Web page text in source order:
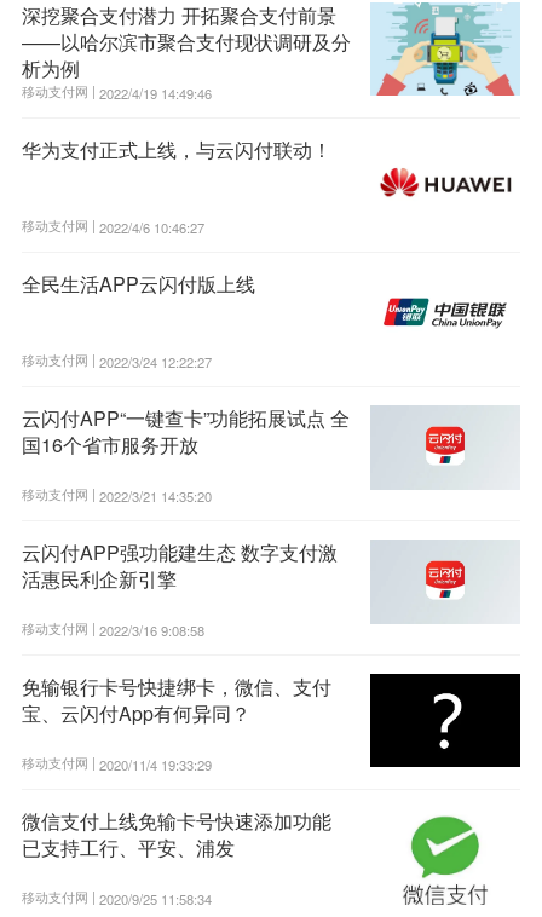
深挖聚合支付潜力 开拓聚合支付前景
——以哈尔滨市聚合支付现状调研及分
析为例
移动支付网 | 2022/4/19 14:49:46
华为支付正式上线，与云闪付联动！
移动支付网 | 2022/4/6 10:46:27
全民生活APP云闪付版上线
移动支付网 | 2022/3/24 12:22:27
云闪付APP“一键查卡”功能拓展试点 全
国16个省市服务开放
移动支付网 | 2022/3/21 14:35:20
云闪付APP强功能建生态 数字支付激
活惠民利企新引擎
移动支付网 | 2022/3/16 9:08:58
免输银行卡号快捷绑卡，微信、支付
宝、云闪付App有何异同？
移动支付网 | 2020/11/4 19:33:29
微信支付上线免输卡号快速添加功能
已支持工行、平安、浦发
移动支付网 | 2020/9/25 11:58:34